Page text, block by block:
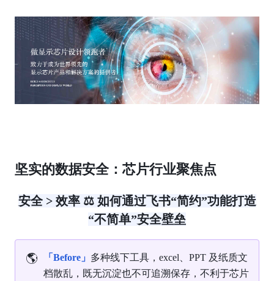
坚实的数据安全：芯片行业聚焦点
安全 > 效率 ⚖ 如何通过飞书“简约”功能打造
“不简单”安全壁垒
🌎 「Before」 多种线下工具，excel、PPT 及纸质文
档散乱，既无沉淀也不可追溯保存，不利于芯片